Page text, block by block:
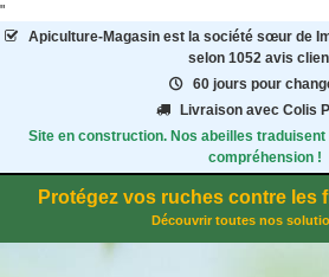
"
Apiculture-Magasinest la société sœur de
selon 1052 avis
60 jours pour
Livraison avec Colis
Site en construction. Nos abeilles
compréhension !
Protégez vos ruches contre les
Découvrir toutes nos